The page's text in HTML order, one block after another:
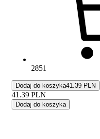
2851
Dodaj do koszyka41.39 PLN
41.39 PLN
Dodaj do koszyka